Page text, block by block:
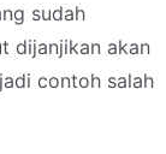
sudah
dijanjikan akan
contoh salah